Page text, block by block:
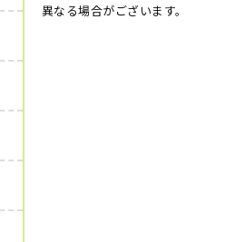
異なる場合がございます。